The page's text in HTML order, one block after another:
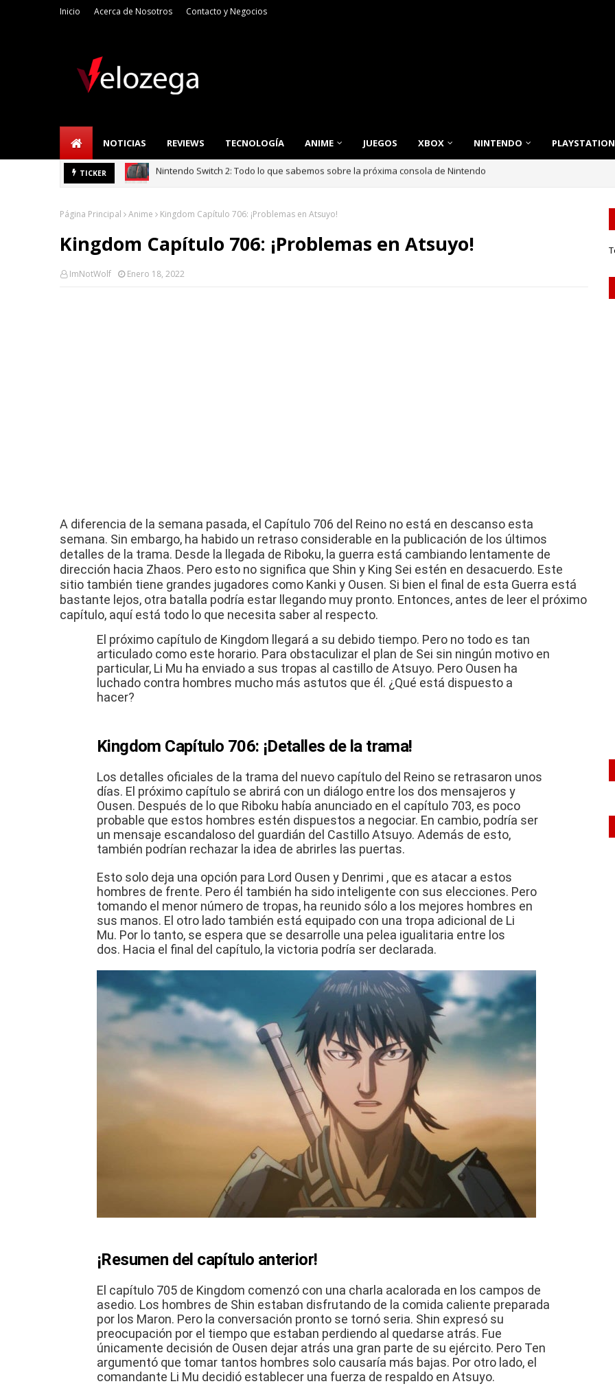
Inicio Acerca de Nosotros Contacto y Negocios
NOTICIAS REVIEWS TECNOLOGÍA ANIME JUEGOS XBOX NINTENDO PLAYSTATION
TICKER TECNOLOGÍA Refrigerador LG: Innovación, Estilo y Eficiencia para tu Hogar
Página Principal Anime Kingdom Capítulo 706: ¡Problemas en Atsuyo!
Kingdom Capítulo 706: ¡Problemas en Atsuyo!
ImNotWolf Enero 18, 2022
A diferencia de la semana pasada, el Capítulo 706 del Reino no está en descanso esta
semana. Sin embargo, ha habido un retraso considerable en la publicación de los últimos
detalles de la trama. Desde la llegada de Riboku, la guerra está cambiando lentamente de
dirección hacia Zhaos. Pero esto no significa que Shin y King Sei estén en desacuerdo. Este
sitio también tiene grandes jugadores como Kanki y Ousen. Si bien el final de esta Guerra está
bastante lejos, otra batalla podría estar llegando muy pronto. Entonces, antes de leer el próximo
capítulo, aquí está todo lo que necesita saber al respecto.
El próximo capítulo de Kingdom llegará a su debido tiempo. Pero no todo es tan
articulado como este horario. Para obstaculizar el plan de Sei sin ningún motivo en
particular, Li Mu ha enviado a sus tropas al castillo de Atsuyo. Pero Ousen ha
luchado contra hombres mucho más astutos que él. ¿Qué está dispuesto a
hacer?
Kingdom Capítulo 706: ¡Detalles de la trama!
Los detalles oficiales de la trama del nuevo capítulo del Reino se retrasaron unos
días. El próximo capítulo se abrirá con un diálogo entre los dos mensajeros y
Ousen. Después de lo que Riboku había anunciado en el capítulo 703, es poco
probable que estos hombres estén dispuestos a negociar. En cambio, podría ser
un mensaje escandaloso del guardián del Castillo Atsuyo. Además de esto,
también podrían rechazar la idea de abrirles las puertas.
Esto solo deja una opción para Lord Ousen y Denrimi , que es atacar a estos
hombres de frente. Pero él también ha sido inteligente con sus elecciones. Pero
tomando el menor número de tropas, ha reunido sólo a los mejores hombres en
sus manos. El otro lado también está equipado con una tropa adicional de Li
Mu. Por lo tanto, se espera que se desarrolle una pelea igualitaria entre los
dos. Hacia el final del capítulo, la victoria podría ser declarada.
¡Resumen del capítulo anterior!
El capítulo 705 de Kingdom comenzó con una charla acalorada en los campos de
asedio. Los hombres de Shin estaban disfrutando de la comida caliente preparada
por los Maron. Pero la conversación pronto se tornó seria. Shin expresó su
preocupación por el tiempo que estaban perdiendo al quedarse atrás. Fue
únicamente decisión de Ousen dejar atrás una gran parte de su ejército. Pero Ten
argumentó que tomar tantos hombres solo causaría más bajas. Por otro lado, el
comandante Li Mu decidió establecer una fuerza de respaldo en Atsuyo.